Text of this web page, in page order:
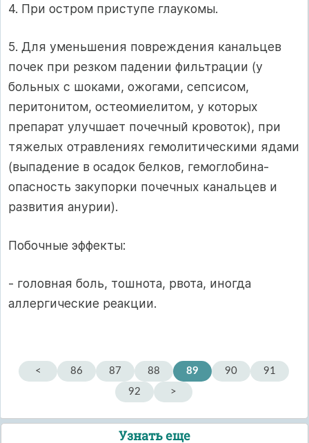
4. При остром приступе глаукомы.
5. Для уменьшения повреждения канальцев
почек при резком падении фильтрации (у
больных с шоками, ожогами, сепсисом,
перитонитом, остеомиелитом, у которых
препарат улучшает почечный кровоток), при
тяжелых отравлениях гемолитическими ядами
(выпадение в осадок белков, гемоглобина-
опасность закупорки почечных канальцев и
развития анурии).
Побочные эффекты:
- головная боль, тошнота, рвота, иногда
аллергические реакции.
< 86 87 88 89 90
91
92
>
Узнать еще